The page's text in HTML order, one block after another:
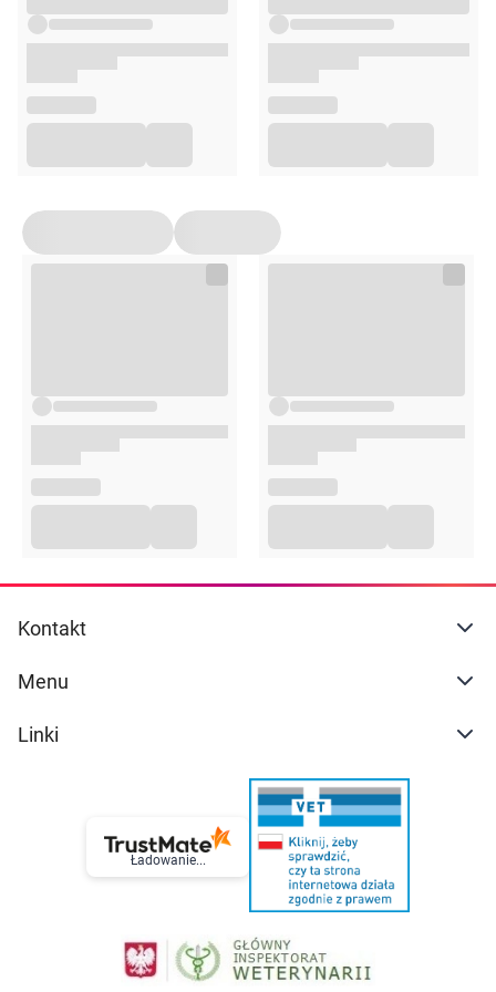
ENERGIA METABOLICZNAkcal / 100g (metoda
obliczeniowa): 87,9.
Przechowywanie
Karmę przechowuj zawsze w suchym, chłodnym
słoneczne.
lodówce i zużyć w ciągu maksymalnie 24h.
Opakowanie
Kontakt
Menu
Linki
Ładowanie...